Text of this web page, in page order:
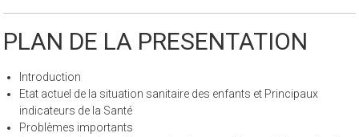
PLAN DE LA PRESENTATION
Introduction
Etat actuel de la situation sanitaire des enfants et Principaux
indicateurs de la Santé
Problèmes importants